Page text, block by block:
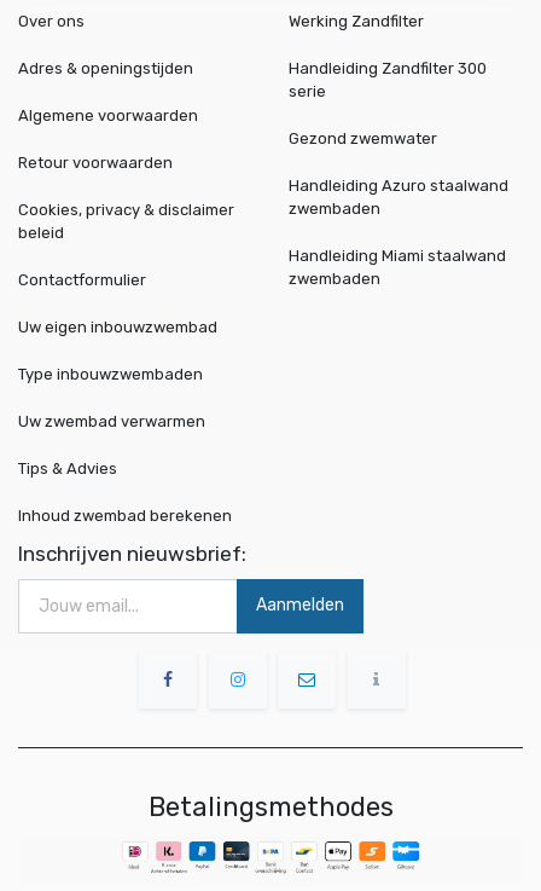
Over ons
Adres & openingstijden
Algemene voorwaarden
Retour voorwaarden
Cookies, privacy & disclaimer
beleid
Contactformulier
Werking Zandfilter
Handleiding Zandfilter 300
serie
Gezond zwemwater
Handleiding Azuro staalwand
zwembaden
Handleiding Miami staalwand
zwembaden
Uw eigen inbouwzwembad
Type inbouwzwembaden
Uw zwembad verwarmen
Tips & Advies
Inhoud zwembad berekenen
Inschrijven nieuwsbrief:
Aanmelden
Betalingsmethodes